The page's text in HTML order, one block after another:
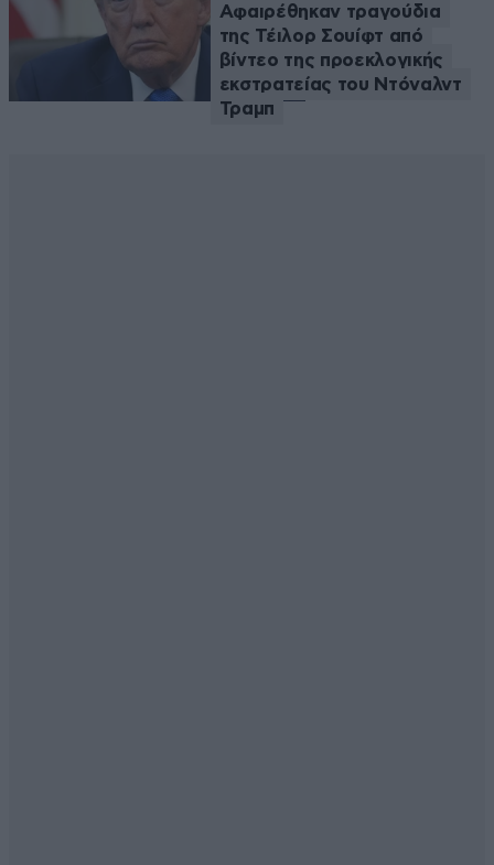
Αφαιρέθηκαν τραγούδια
της Τέιλορ Σουίφτ από
βίντεο της προεκλογικής
εκστρατείας του Ντόναλντ
Τραμπ